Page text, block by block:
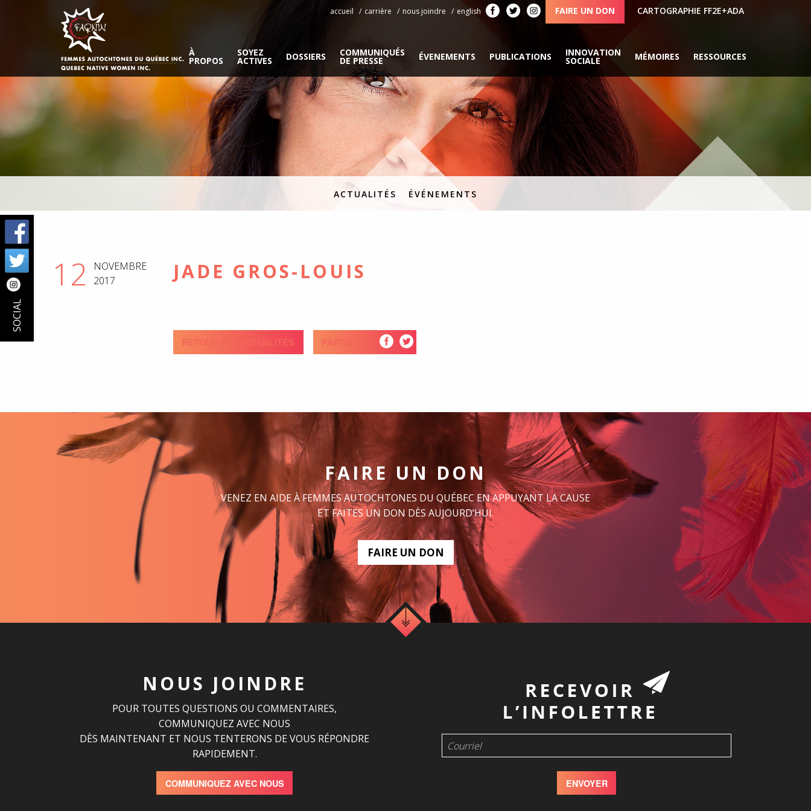
accueil carrière nous joindre english FAIRE UN DON CARTOGRAPHIE FF2E+ADA
À
PROPOS
SOYEZ
ACTIVES DOSSIERS COMMUNIQUÉS
DE PRESSE ÉVENEMENTS PUBLICATIONS INNOVATION
SOCIALE MÉMOIRES RESSOURCES
SOCIAL
ACTUALITÉS ÉVÉNEMENTS
12
NOVEMBRE
2017
JADE GROS-LOUIS
RETOUR AUX ACTUALITÉS PARTAGEZ
FAIRE UN DON
VENEZ EN AIDE À FEMMES AUTOCHTONES DU QUÉBEC EN APPUYANT LA CAUSE
ET FAITES UN DON DÈS AUJOURD’HUI.
FAIRE UN DON
NOUS JOINDRE
POUR TOUTES QUESTIONS OU COMMENTAIRES,
COMMUNIQUEZ AVEC NOUS
DÈS MAINTENANT ET NOUS TENTERONS DE VOUS RÉPONDRE
RAPIDEMENT.
COMMUNIQUEZ AVEC NOUS